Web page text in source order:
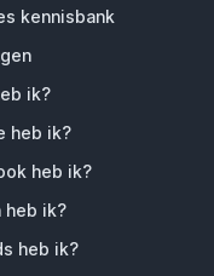
kennisbank
ik?
heb ik?
heb ik?
heb ik?
heb ik?